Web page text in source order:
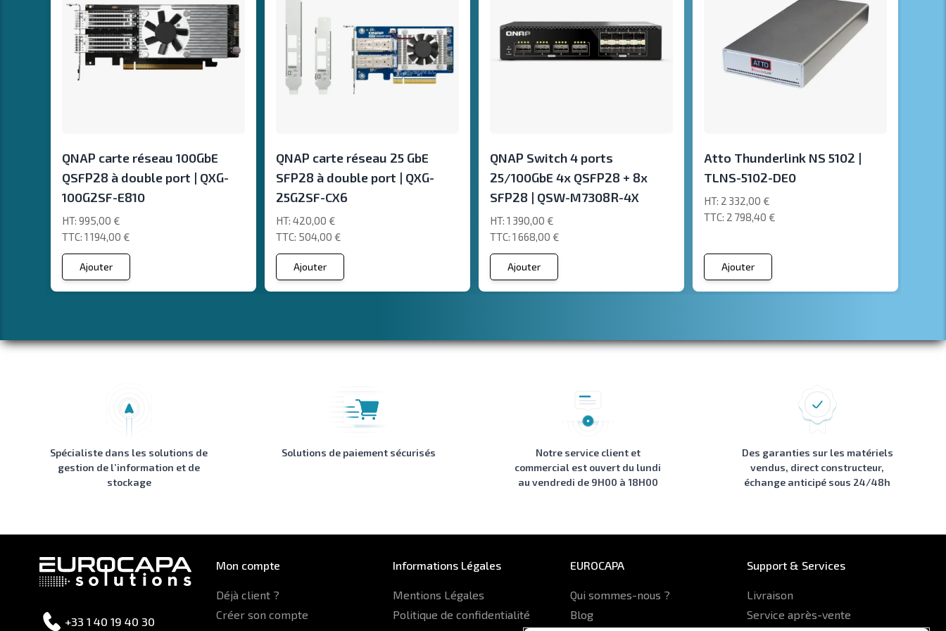
QNAP carte réseau 100GbE
QSFP28 à double port | QXG-
100G2SF-E810
1 194,00 €
995,00 €
Ajouter
QNAP carte réseau 25 GbE
SFP28 à double port | QXG-
25G2SF-CX6
504,00 €
420,00 €
Ajouter
QNAP Switch 4 ports
25/100GbE 4x QSFP28 + 8x
SFP28 | QSW-M7308R-4X
1 668,00 €
1 390,00 €
Ajouter
Atto Thunderlink NS 5102 |
TLNS-5102-DE0
2 798,40 €
2 332,00 €
Ajouter
Spécialiste dans les solutions de
gestion de l’information et de
stockage
Solutions de paiement sécurisés
Notre service client et
commercial est ouvert du lundi
au vendredi de 9H00 à 18H00
Des garanties sur les matériels
vendus, direct constructeur,
échange anticipé sous 24/48h
+33 1 40 19 40 30
Mon compte
Déjà client ?
Créer son compte
Informations Légales
Mentions Légales
Politique de confidentialité
EUROCAPA
Qui sommes-nous ?
Blog
Support & Services
Livraison
Service après-vente